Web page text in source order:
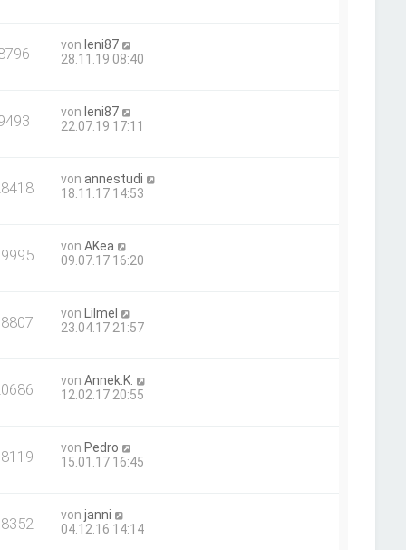
von leni87
28.11.19 08:40
von leni87
22.07.19 17:11
vonannestudi
18.11.17 14:53
vonAKea
09.07.17 16:20
von
Lilmel
23.04.17 21:57
vonAnnek.K.
12.02.17 20:55
von Pedro
15.01.17 16:45
vonjanni
04.12.16 14:14